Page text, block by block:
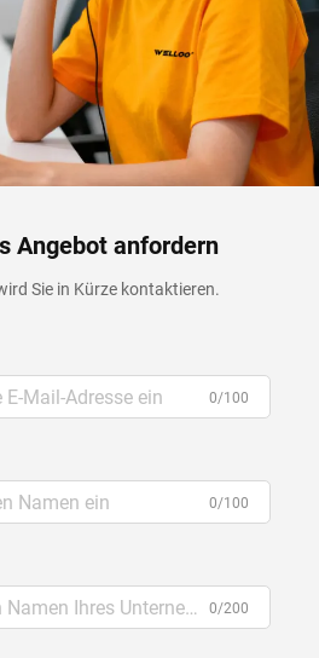
Angebot anfordern
Sie in Kürze kontaktieren.
0/100
0/100
0/200